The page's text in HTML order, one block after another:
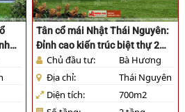
Tân cổ mái Nhật Thái Nguyên:
Đỉnh cao kiến trúc biệt thự 2
tầng tại Phú Lương [HL17425]
Chủ đầu tư:
Bà Hương
Địa chỉ:
Thái Nguyên
Diện tích:
700m2